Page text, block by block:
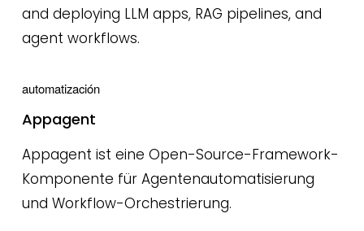
and deploying LLM apps, RAG pipelines, and
agent workflows.
automatización
Appagent
Appagent ist eine Open-Source-Framework-
Komponente für Agentenautomatisierung
und Workflow-Orchestrierung.